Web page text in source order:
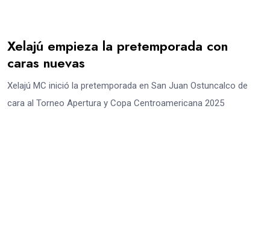
Xelajú empieza la pretemporada con
caras nuevas
Xelajú MC inició la pretemporada en San Juan Ostuncalco de
cara al Torneo Apertura y Copa Centroamericana 2025